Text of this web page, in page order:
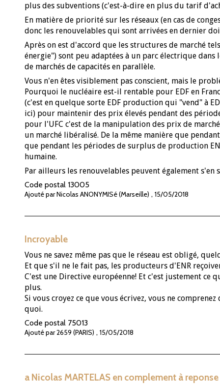
plus des subventions (c'est-à-dire en plus du tarif
En matière de priorité sur les réseaux (en cas de
donc les renouvelables qui sont arrivées en dernier
Après on est d'accord que les structures de marché
énergie") sont peu adaptées à un parc électrique
de marchés de capacités en parallèle.
Vous n'en êtes visiblement pas conscient, mais le
Pourquoi le nucléaire est-il rentable pour EDF en
(c'est en quelque sorte EDF production qui "vend" à
ici) pour maintenir des prix élevés pendant des
pour l'UFC c'est de la manipulation des prix de
un marché libéralisé. De la même manière que
que pendant les périodes de surplus de production
humaine.
Par ailleurs les renouvelables peuvent également
Code postal 13005
Ajouté par Nicolas ANONYMISé (Marseille) , 15/05/2018
Incroyable
Vous ne savez même pas que le réseau est obligé,
Et que s'il ne le fait pas, les producteurs d'ENR
C'est une Directive européenne! Et c'est justement ce
plus.
Si vous croyez ce que vous écrivez, vous ne
quoi.
Code postal 75013
Ajouté par 2659 (PARIS) , 15/05/2018
a Nicolas MARTELAS en complement à